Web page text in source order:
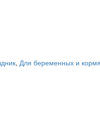
, Для беременных и